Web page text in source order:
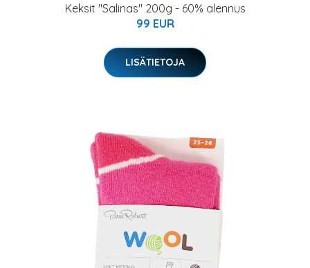
Keksit "Salinas" 200g - 60% alennus
99 EUR
LISÄTIETOJA